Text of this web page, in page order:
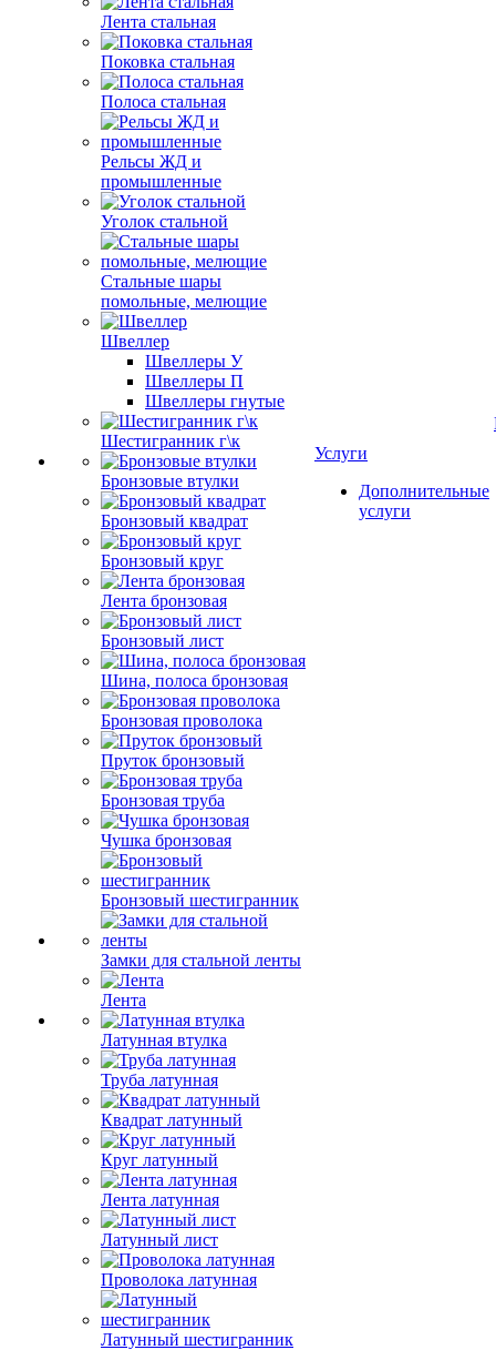
Лента стальная
Поковка стальная
Полоса стальная
Рельсы ЖД и
промышленные
Уголок стальной
Стальные шары
помольные, мелющие
Швеллер
Швеллеры У
Швеллеры П
Швеллеры гнутые
Шестигранник г\к
Бронзовые втулки
Бронзовый квадрат
Бронзовый круг
Лента бронзовая
Бронзовый лист
Шина, полоса бронзовая
Бронзовая проволока
Пруток бронзовый
Бронзовая труба
Чушка бронзовая
Бронзовый шестигранник
Замки для стальной ленты
Лента
Латунная втулка
Труба латунная
Квадрат латунный
Круг латунный
Лента латунная
Латунный лист
Проволока латунная
Латунный шестигранник
Услуги
Дополнительные
услуги